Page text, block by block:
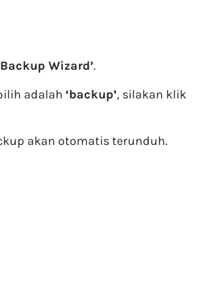
Wizard’.
adalah ‘backup’, silakan klik
akan otomatis terunduh.